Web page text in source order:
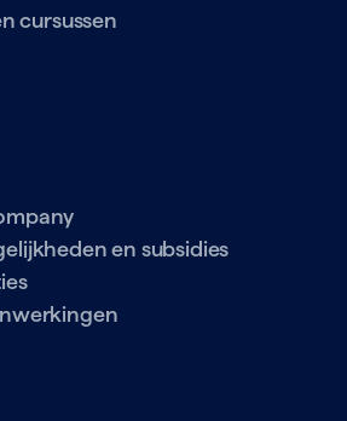
cursussen
en subsidies